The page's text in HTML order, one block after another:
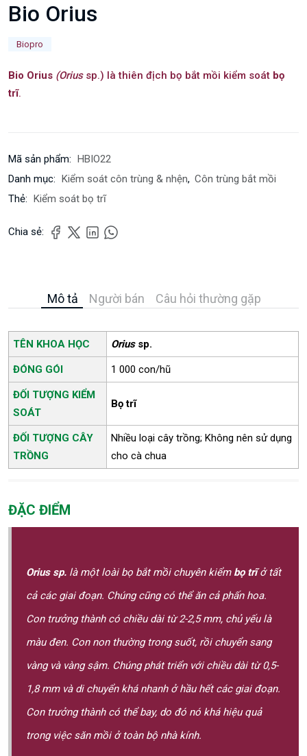
Bio Orius
Biopro
Bio Orius (Orius sp.) là thiên địch bọ bắt mồi kiểm soát bọ
trĩ.
Mã sản phẩm: HBIO22
Danh mục: Kiểm soát côn trùng & nhện, Côn trùng bắt mồi
Thẻ: Kiểm soát bọ trĩ
Chia sẻ:
Mô tả Người bán Câu hỏi thường gặp
TÊN KHOA HỌC Orius sp.
ĐÓNG GÓI 1 000 con/hũ
ĐỐI TƯỢNG KIỂM
SOÁT
Bọ trĩ
ĐỐI TƯỢNG CÂY
TRỒNG
Nhiều loại cây trồng; Không nên sử dụng
cho cà chua
ĐẶC ĐIỂM
Orius sp. là một loài bọ bắt mồi chuyên kiểm bọ trĩở tất
cả các giai đoạn. Chúng cũng có thể ăn cả phấn hoa.
Con trưởng thành có chiều dài từ 2-2,5 mm, chủ yếu là
màu đen. Con non thường trong suốt, rồi chuyển sang
vàng và vàng sậm. Chúng phát triển với chiều dài từ 0,5-
1,8 mm và di chuyển khá nhanh ở hầu hết các giai đoạn.
Con trưởng thành có thể bay, do đó nó khá hiệu quả
trong việc săn mồi ở toàn bộ nhà kính.